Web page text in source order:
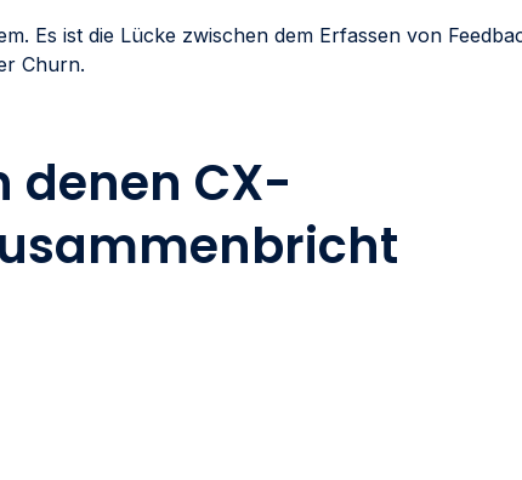
Es ist die Lücke zwischen dem Erfassen von
Churn.
denen CX-